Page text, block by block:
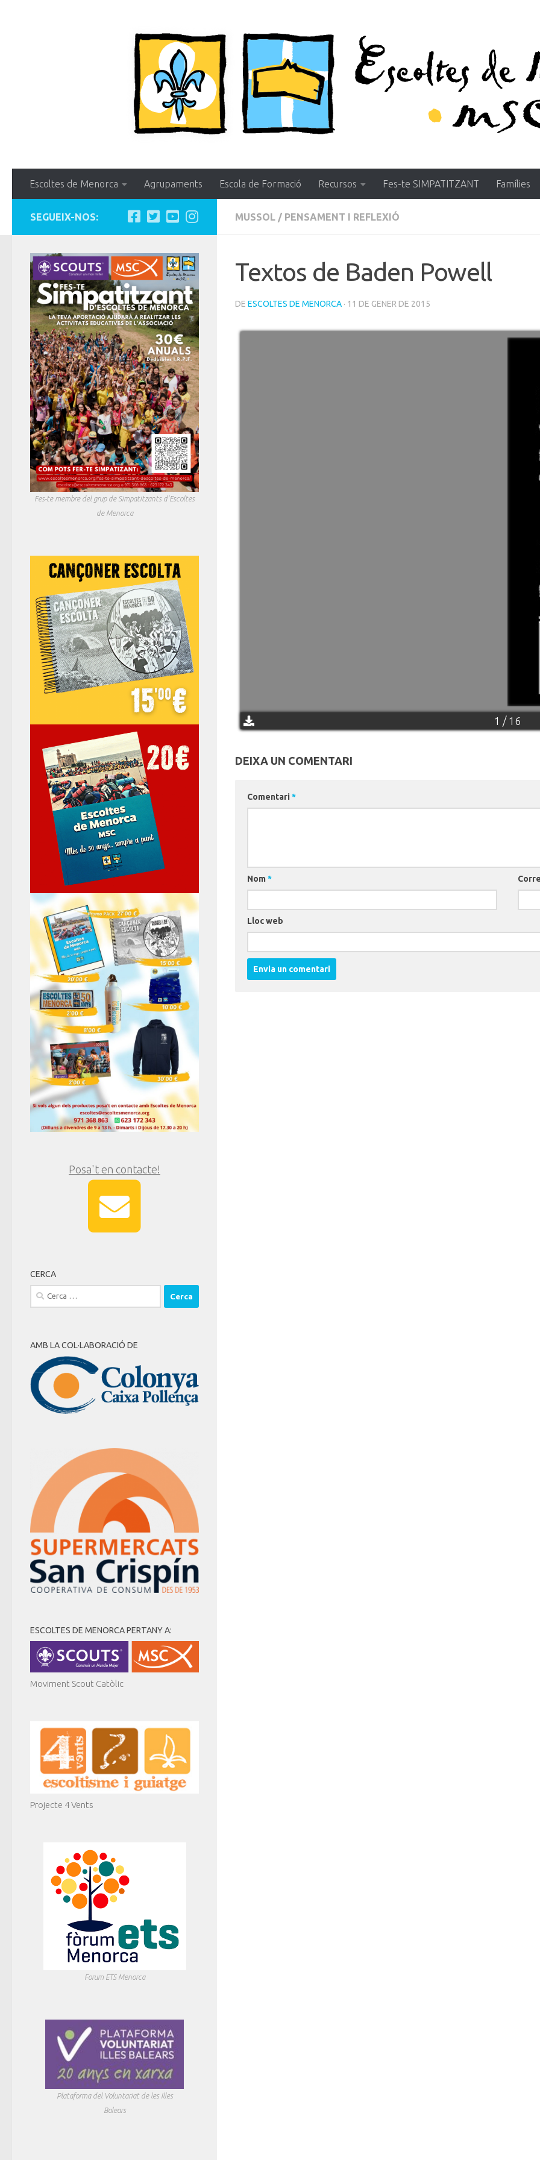
Escoltes de Menorca Agrupaments Escola de Formació Recursos Fes-te SIMPATITZANT Famílies
MUSSOL / PENSAMENT I REFLEXIÓ
Textos de Baden Powell
DE ESCOLTES DE MENORCA · 11 DE GENER DE 2015
1 / 16
DEIXA UN COMENTARI
Comentari *
Nom *
Lloc web
SEGUEIX-NOS:
Fes-te membre del grup de Simpatitzants d'Escoltes
de Menorca
Posa't en contacte!
CERCA
Cerca:
AMB LA COL·LABORACIÓ DE
ESCOLTES DE MENORCA PERTANY A:
Moviment Scout Catòlic
Projecte 4 Vents
Forum ETS Menorca
Plataforma del Voluntariat de les Illes
Balears